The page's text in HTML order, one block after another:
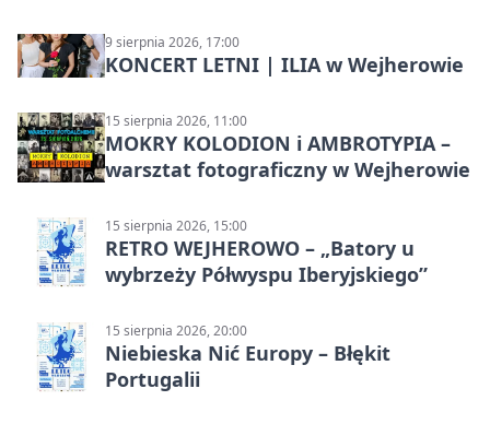
9 sierpnia 2026, 17:00
KONCERT LETNI | ILIA w Wejherowie
15 sierpnia 2026, 11:00
MOKRY KOLODION i AMBROTYPIA –
warsztat fotograficzny w Wejherowie
15 sierpnia 2026, 15:00
RETRO WEJHEROWO – „Batory u
wybrzeży Półwyspu Iberyjskiego”
15 sierpnia 2026, 20:00
Niebieska Nić Europy – Błękit
Portugalii